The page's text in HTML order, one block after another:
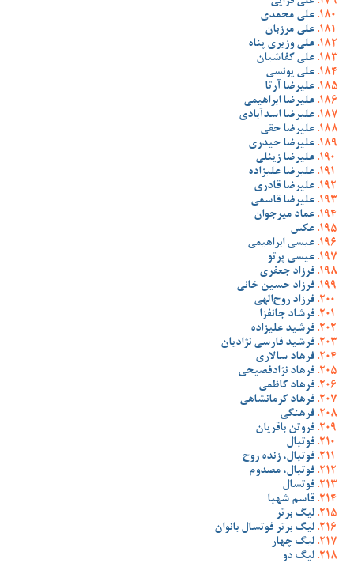
علی محمدی
علی مرزبان
علی وزیری پناه
علی کفاشیان
علی یونسی
علیرضا آرتا
علیرضا ابراهیمی
علیرضا اسدآبادی
علیرضا حقی
علیرضا حیدری
علیرضا زینلی
علیرضا علیزاده
علیرضا قادری
علیرضا قاسمی
عماد میرجوان
عکس
عیسی ابراهیمی
عیسی پرتو
فرزاد جعفری
فرزاد حسین خانی
فرزاد روح‌الهی
فرشاد جانفزا
فرشید علیزاده
فرشید فارسی نژادیان
فرهاد سالاری
فرهاد نژادفصیحی
فرهاد کاظمی
فرهاد کرمانشاهی
فرهنگی
فروتن باقریان
فوتبال
فوتبال، زنده روح
فوتبال، مصدوم
فوتسال
قاسم شهبا
لیگ برتر
لیگ برتر فوتسال بانوان
لیگ چهار
لیگ دو